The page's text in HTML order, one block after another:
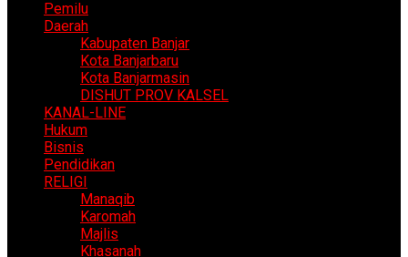
Pemilu
Daerah
Kabupaten Banjar
Kota Banjarbaru
Kota Banjarmasin
DISHUT PROV KALSEL
KANAL-LINE
Hukum
Bisnis
Pendidikan
RELIGI
Manaqib
Karomah
Majlis
Khasanah